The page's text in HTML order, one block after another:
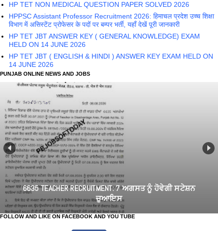
HP TET NON MEDICAL QUESTION PAPER SOLVED 2026
HPPSC Assistant Professor Recruitment 2026: हिमाचल प्रदेश उच्च शिक्षा
विभाग में असिस्टेंट प्रोफेसर के पदों पर बम्पर भर्ती, यहाँ देखें पूरी जानकारी
HP TET JBT ANSWER KEY ( GENERAL KNOWLEDGE) EXAM
HELD ON 14 JUNE 2026
HP TET JBT ( ENGLISH & HINDI ) ANSWER KEY EXAM HELD ON
14 JUNE 2026
PUNJAB ONLINE NEWS AND JOBS
6635 TEACHER RECRUITMENT: 7 ਅਗਸਤ ਨੂੰ ਹੋਵੇਗੀ ਸਟੇਸ਼ਨ
ਚੁਆਇਸ
FOLLOW AND LIKE ON FACEBOOK AND YOU TUBE